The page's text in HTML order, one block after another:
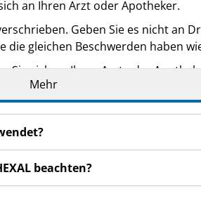
an Ihren Arzt oder Apotheker.
Geben Sie es nicht an
gleichen Beschwerden haben
Sie sich an Ihren Arzt oder
angegeben sind. Siehe
Mehr
beachten?